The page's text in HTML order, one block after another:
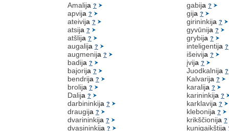
Amalija ?
apvija ?
ateivija ?
atsija ?
atšlija ?
augalija ?
augmenija ?
badija ?
bajorija ?
bendrija ?
brolija ?
Dalija ?
darbininkija ?
draugija ?
dvarininkija ?
dvasininkija ?
gabija ?
gija ?
girininkija ?
gyvūnija ?
grybija ?
inteligentija ?
išeivija ?
įvija ?
Juodkalnija ?
Kalvarija ?
karalija ?
karininkija ?
karklavija ?
klebonija ?
krikščionija ?
kunigaikštija